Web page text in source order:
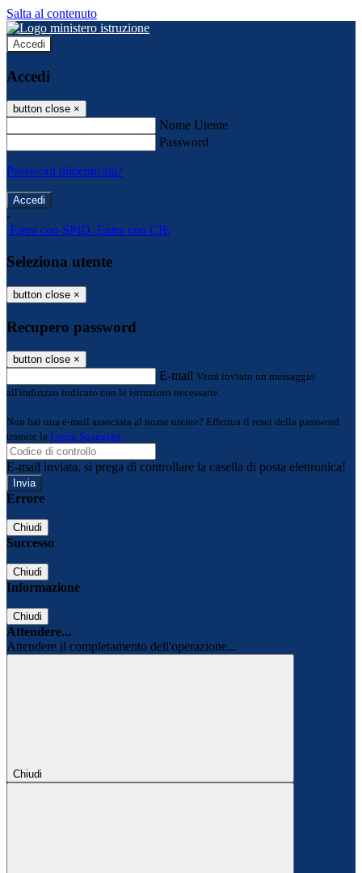
Salta al contenuto
Accedi
Accedi
button close ×
Nome Utente
Password
Password dimenticata?
-
Entra con SPID Entra con CIE
Seleziona utente
button close ×
Recupero password
button close ×
E-mail Verrà inviato un messaggio
all'indirizzo indicato con le istruzioni necessarie.
Non hai una e-mail associata al nome utente? Effettua il reset della password
tramite la Login Spaggiari
E-mail inviata, si prega di controllare la casella di posta elettronica!
Errore
Chiudi
Successo
Chiudi
Informazione
Chiudi
Attendere...
Attendere il completamento dell'operazione...
Chiudi